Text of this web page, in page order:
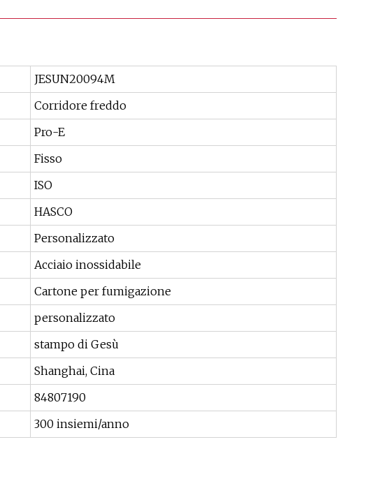
JESUN20094M
Corridore freddo
Pro-E
Fisso
ISO
HASCO
Personalizzato
Acciaio inossidabile
Cartone per fumigazione
personalizzato
stampo di Gesù
Shanghai, Cina
84807190
300 insiemi/anno